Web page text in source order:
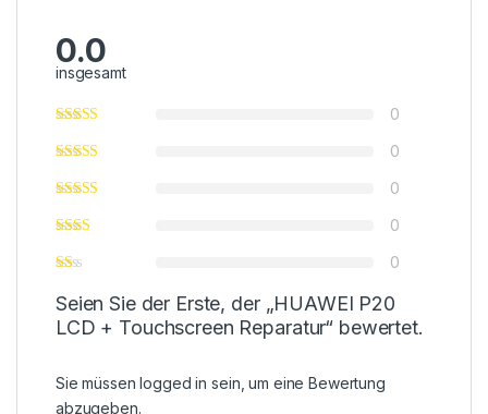
0.0
insgesamt
0
0
0
0
0
Seien Sie der Erste, der „HUAWEI P20
LCD + Touchscreen Reparatur“ bewertet.
Sie müssenlogged in sein, um eine Bewertung
abzugeben.